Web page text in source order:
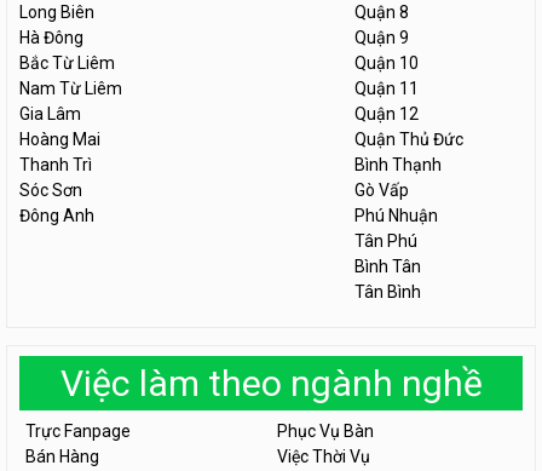
Long Biên
Hà Đông
Bắc Từ Liêm
Nam Từ Liêm
Gia Lâm
Hoàng Mai
Thanh Trì
Sóc Sơn
Đông Anh
Quận 8
Quận 9
Quận 10
Quận 11
Quận 12
Quận Thủ Đức
Bình Thạnh
Gò Vấp
Phú Nhuận
Tân Phú
Bình Tân
Tân Bình
Việc làm theo ngành nghề
Trực Fanpage
Phục Vụ Bàn
Bán Hàng
Việc Thời Vụ